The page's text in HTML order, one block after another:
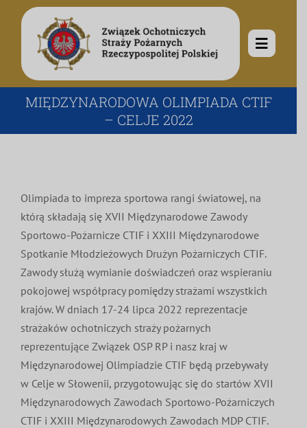
Przejdź
zawartości
Toggle
O nas
Władze
Dokumenty
Symbole
Media
Ogłoszenia
Działalność
Dzieci i młodzież
MDP i DDP
OTWP
PNWM
Kultura
Orkiestry
Sport
Floriany
Kontakt
System OSP
Forum
Poradnik
MIĘDZYNARODOWA OLIMPIADA CTIF
– CELJE 2022
Olimpiada to impreza sportowa rangi światowej, na
którą składają się XVII Międzynarodowe Zawody
Sportowo-Pożarnicze CTIF i XXIII Międzynarodowe
Spotkanie Młodzieżowych Drużyn Pożarniczych CTIF.
Zawody służą wymianie doświadczeń oraz wspieraniu
pokojowej współpracy pomiędzy strażami wszystkich
krajów. W dniach 17-24 lipca 2022 reprezentacje
strażaków ochotniczych straży pożarnych
reprezentujące Związek OSP RP i nasz kraj w
Międzynarodowej Olimpiadzie CTIF będą przebywały
w Celje w Słowenii, przygotowując się do startów XVII
Międzynarodowych Zawodach Sportowo-Pożarniczych
CTIF i XXIII Międzynarodowych Zawodach MDP CTIF.